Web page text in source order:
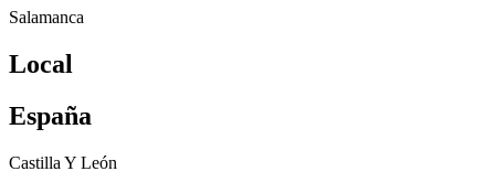
Salamanca
Local
España
Castilla Y León